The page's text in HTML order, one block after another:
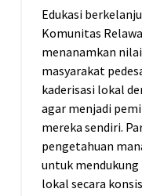
Edukasi
Komunitas
menanamkan
masyarakat
kaderisasi lokal
agar menjadi
mereka sendiri.
pengetahuan
untuk
lokal secara